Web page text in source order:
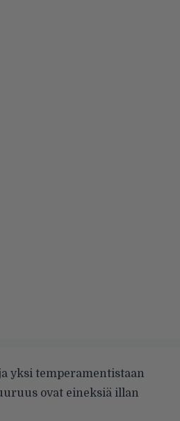
yksi temperamentistaan
ovat eineksiä illan